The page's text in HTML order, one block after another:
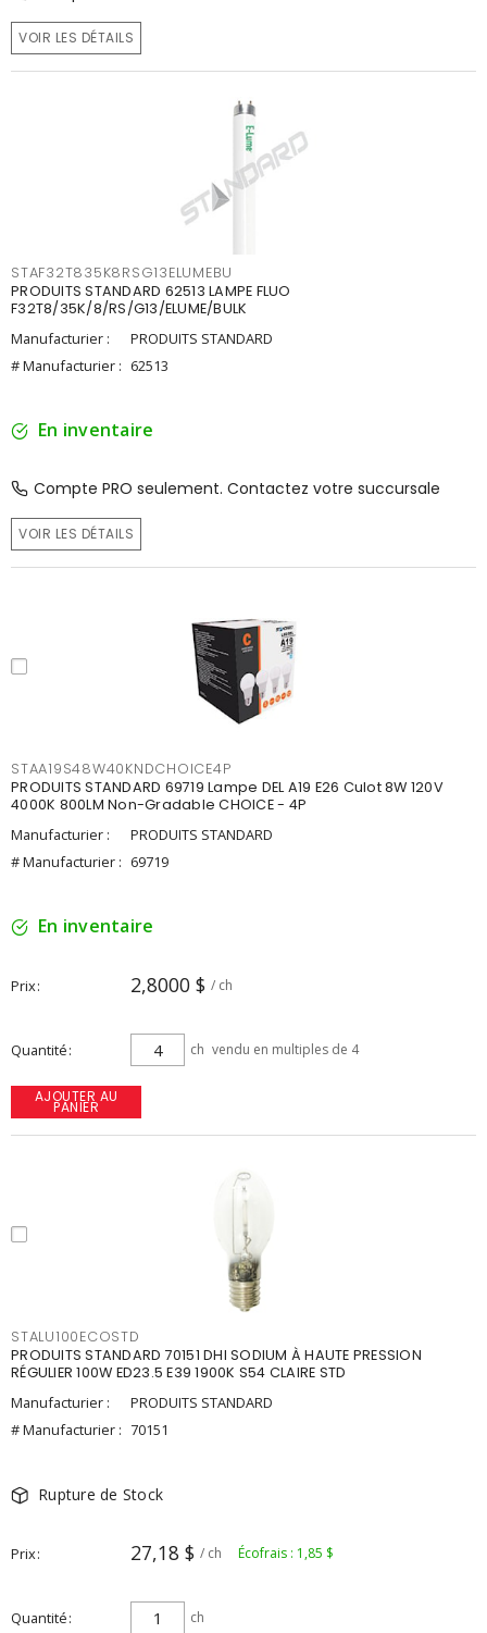
VOIR LES DÉTAILS
STAF32T835K8RSG13ELUMEBU
PRODUITS STANDARD 62513 LAMPE FLUO
F32T8/35K/8/RS/G13/ELUME/BULK
Manufacturier :
PRODUITS STANDARD
# Manufacturier : 62513
En inventaire
Compte PRO seulement. Contactez votre succursale
VOIR LES DÉTAILS
STAA19S48W40KNDCHOICE4P
PRODUITS STANDARD 69719 Lampe DEL A19 E26 Culot 8W 120V
4000K 800LM Non-Gradable CHOICE - 4P
Manufacturier :
PRODUITS STANDARD
# Manufacturier : 69719
En inventaire
Prix 2,8000 $ / ch
Quantité ch vendu en multiples de 4
AJOUTER AU
PANIER
STALU100ECOSTD
PRODUITS STANDARD 70151 DHI SODIUM À HAUTE PRESSION
RÉGULIER 100W ED23.5 E39 1900K S54 CLAIRE STD
Manufacturier :
PRODUITS STANDARD
# Manufacturier : 70151
Rupture de Stock
Prix 27,18 $ / ch Écofrais : 1,85 $
Quantité ch